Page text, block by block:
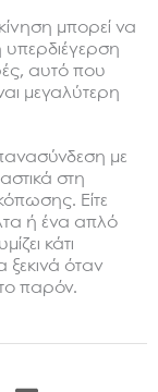
μπορεί να
υπερδιέγερση
αυτό που
μεγαλύτερη
με
στη
Είτε
ή ένα απλό
κάτι
ξεκινά όταν
παρόν.